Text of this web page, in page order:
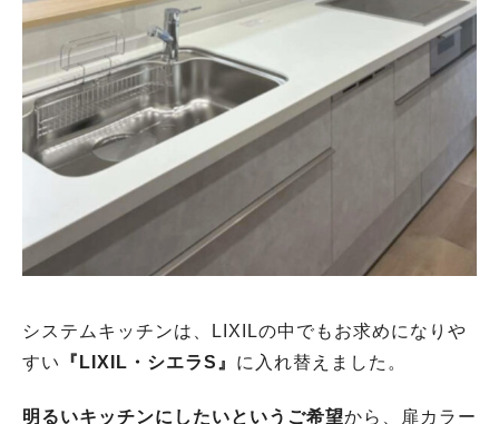
システムキッチンは、LIXILの中でもお求めになりや
すい
『LIXIL・シエラS』 に入れ替えました。
明るいキッチンにしたいというご希望から、扉カラー